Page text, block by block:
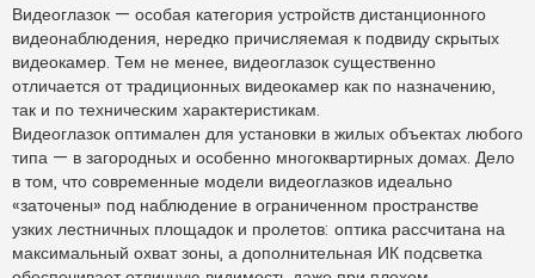
Видеоглазок — особая категория устройств дистанционного
видеонаблюдения, нередко причисляемая к подвиду скрытых
видеокамер. Тем не менее, видеоглазок существенно
отличается от традиционных видеокамер как по назначению,
так и по техническим характеристикам.
Видеоглазок оптимален для установки в жилых объектах любого
типа — в загородных и особенно многоквартирных домах. Дело
в том, что современные модели видеоглазков идеально
«заточены» под наблюдение в ограниченном пространстве
узких лестничных площадок и пролетов: оптика рассчитана на
максимальный охват зоны, а дополнительная ИК подсветка